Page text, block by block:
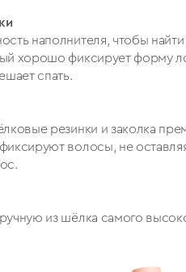
наполнителя, чтобы найти
хорошо фиксирует форму
спать.
резинки и заколка
волосы, не
из шёлка самого